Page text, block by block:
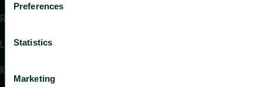
Preferences
Statistics
Marketing
Radiaattorit ja pyyhekuivaimet
Lattialämmitys ja -viilennys
Konvektorit ja puhallinkonvektorit